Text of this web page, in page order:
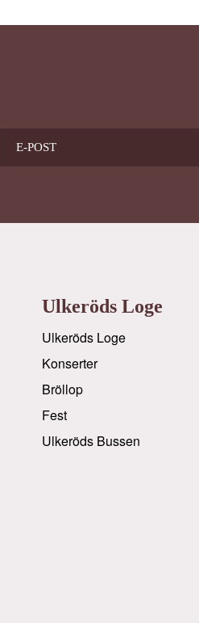
Ulkeröds Loge
Ulkeröds Loge
Konserter
Bröllop
Fest
Ulkeröds Bussen